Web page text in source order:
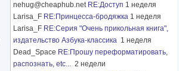
nehug@cheaphub.net RE:Доступ 1 неделя
Larisa_F RE:Принцесса-бродяжка 1 неделя
Larisa_F RE:Серия "Очень прикольная книга",
издательство Азбука-классика 1 неделя
Dead_Space RE:Прошу переформатировать,
распознать, etc... 2 недели